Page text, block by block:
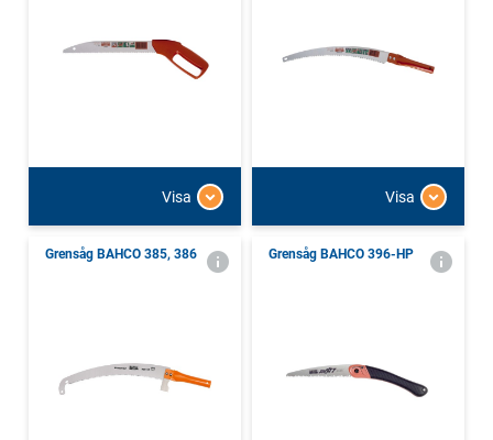
Visa Visa
Grensåg BAHCO 385, 386 Grensåg BAHCO 396-HP